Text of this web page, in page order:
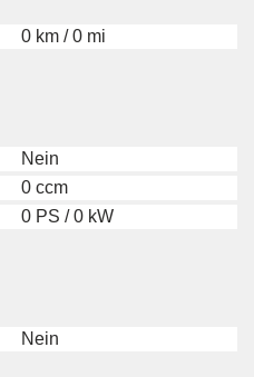
0 km / 0 mi
Nein
0 ccm
0 PS / 0 kW
Nein